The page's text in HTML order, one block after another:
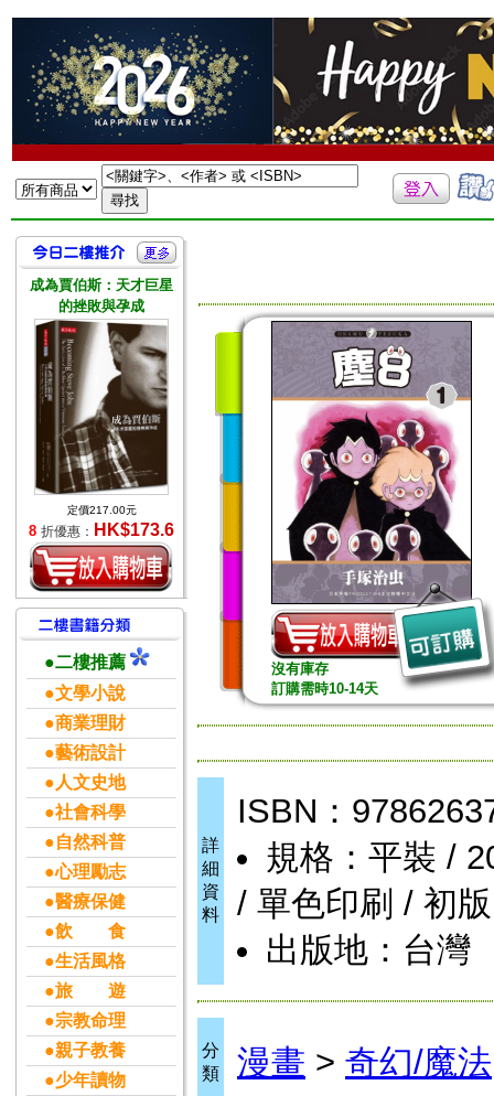
成為賈伯斯：天才巨星
的挫敗與孕成
定價217.00元
8 折優惠： HK$173.6
●二樓推薦
●文學小說
●商業理財
●藝術設計
●人文史地
●社會科學
●自然科普
●心理勵志
●醫療保健
●飲 食
●生活風格
●旅 遊
●宗教命理
●親子教養
●少年讀物
沒有庫存
訂購需時10-14天
詳
細
資
料
ISBN：
規格：平裝 /
/ 單色印刷 / 初版
出版地：台灣
分
類
漫畫 > 奇幻/魔法